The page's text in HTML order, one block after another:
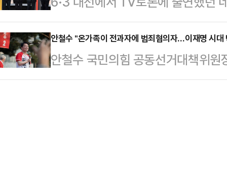
성적 수치심을 유발하는 발언을 수
열었다.이어 "그…
국민 신뢰도 제고다. 그러나 국민의
스크 방탄을 위한 '사법부 겁박용' '
고 있다.민주당 중앙선대위는 28일
대선 정책 공약…
문한 결과, 이재명 더불어민주당
42.7%를 기록했다. 두 후보 간 격
다.'호텔경제학' '커피 원가 120원' '
논란과 김문수 후보의 뒷심이 맞물
안철수 "온가족이 전과자에 범죄혐의자…이재명 시대
안철수 국민의힘 공동선거대책위
투표해달라"고 호소했다.안철수 공